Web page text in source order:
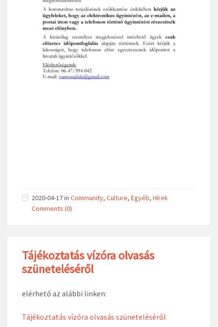
2020-04-17in Community, Culture, Egyéb, Hírek
Comments (0)
Tájékoztatás vízóra olvasás
szüneteléséről
elérhető az alábbi linken:
Tájékoztatás vízóra olvasás szüneteléséről